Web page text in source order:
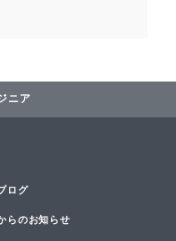
ニア
ログ
らのお知らせ